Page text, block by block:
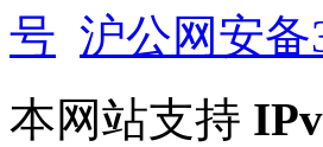
号 沪公网安备
本网站支持